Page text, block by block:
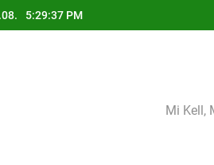
5:29:39 PM
Mi Kell,